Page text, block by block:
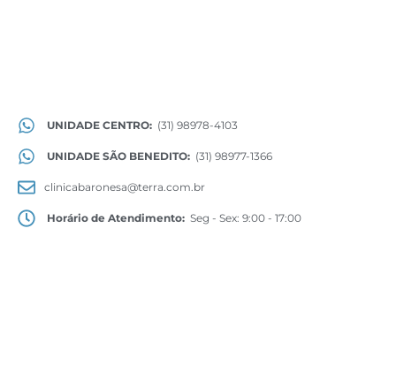
UNIDADE CENTRO: (31) 98978-4103
UNIDADE SÃO BENEDITO: (31) 98977-1366
clinicabaronesa@terra.com.br
Horário de Atendimento: Seg - Sex: 9:00 - 17:00